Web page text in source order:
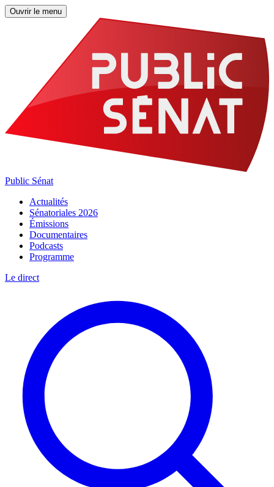
Ouvrir le menu
Public Sénat
Actualités
Sénatoriales 2026
Émissions
Documentaires
Podcasts
Programme
Le direct